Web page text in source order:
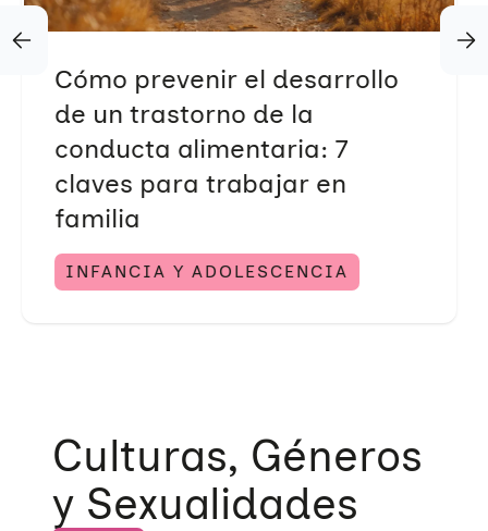
Cómo prevenir el desarrollo
de un trastorno de la
conducta alimentaria: 7
claves para trabajar en
familia
INFANCIA Y ADOLESCENCIA
Culturas, Géneros
y Sexualidades